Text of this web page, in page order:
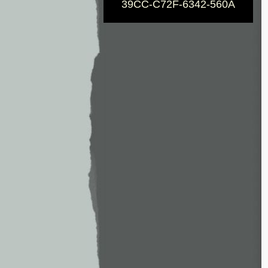
39CC-C72F-6342-560A